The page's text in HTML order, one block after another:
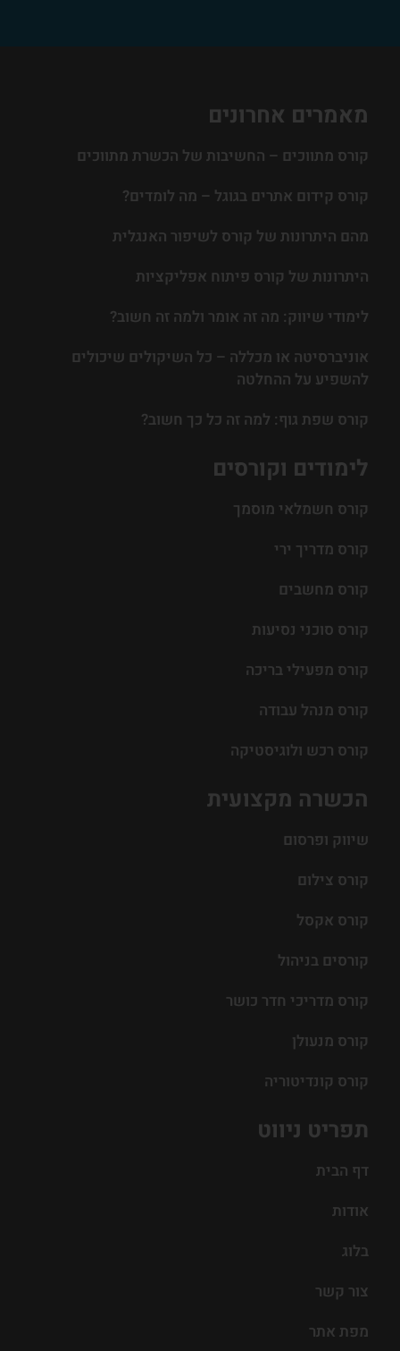
תפריט ניווט
דף הבית
אודות
בלוג
צור קשר
מפת אתר
הכשרה מקצועית
שיווק ופרסום
קורס צילום
קורס אקסל
קורסים בניהול
קורס מדריכי חדר כושר
קורס מנעולן
קורס קונדיטוריה
לימודים וקורסים
קורס חשמלאי מוסמך
קורס מדריך ירי
קורס מחשבים
קורס סוכני נסיעות
קורס מפעילי בריכה
קורס מנהל עבודה
קורס רכש ולוגיסטיקה
מאמרים אחרונים
קורס מתווכים – החשיבות של הכשרת מתווכים
קורס קידום אתרים בגוגל – מה לומדים?
מהם היתרונות של קורס לשיפור האנגלית
היתרונות של קורס פיתוח אפליקציות
לימודי שיווק: מה זה אומר ולמה זה חשוב?
אוניברסיטה או מכללה – כל השיקולים שיכולים
להשפיע על ההחלטה
קורס שפת גוף: למה זה כל כך חשוב?